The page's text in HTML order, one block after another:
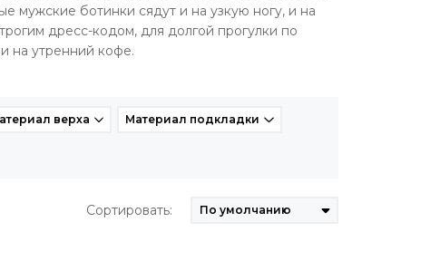
мужские ботинки сядут и на узкую ногу, и на
дресс-кодом, для долгой прогулки по
на утренний кофе.
верха Материал подкладки
Сортировать: